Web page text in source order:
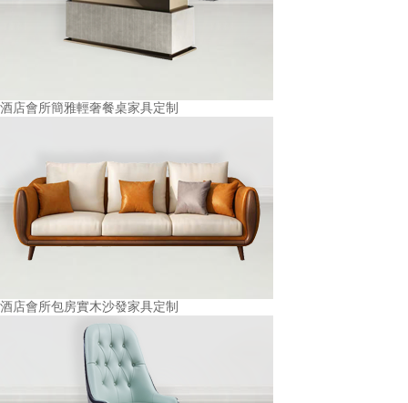
酒店會所簡雅輕奢餐桌家具定制
酒店會所包房實木沙發家具定制